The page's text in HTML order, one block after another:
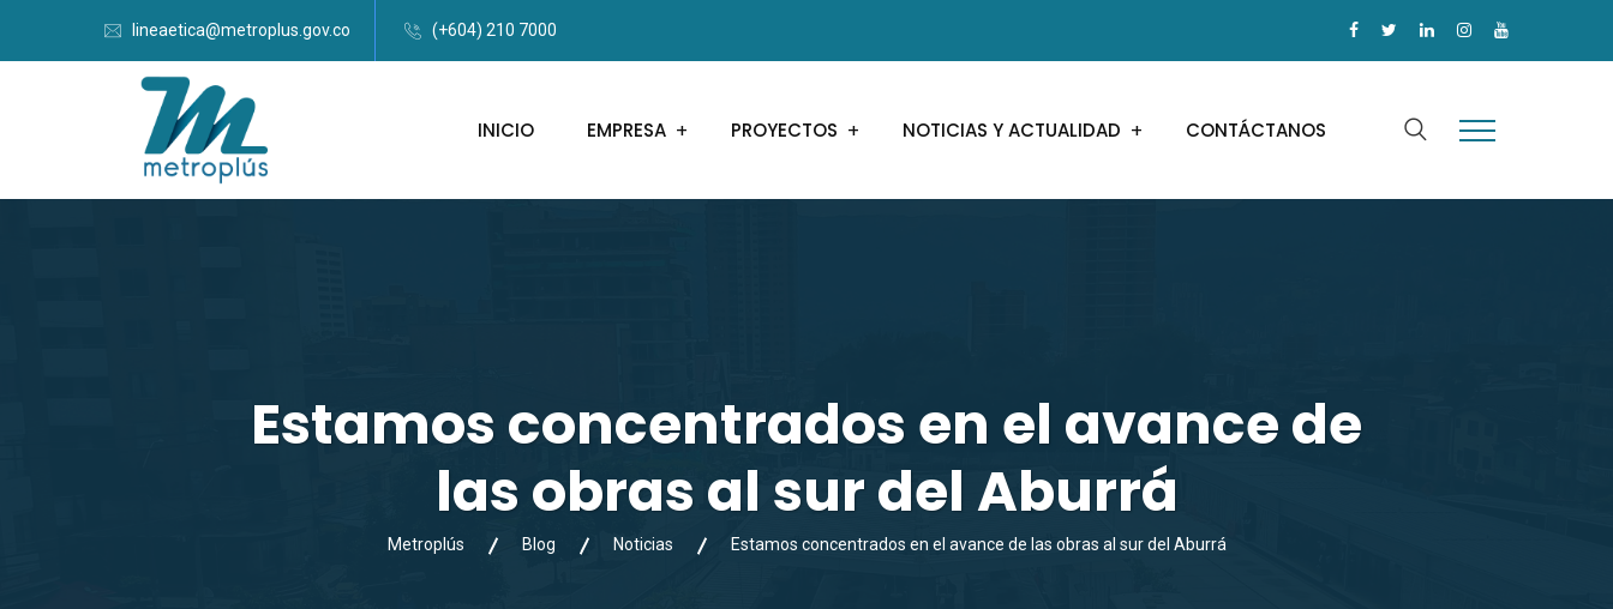
lineaetica@metroplus.gov.co (+604) 210 7000
INICIO EMPRESA PROYECTOS NOTICIAS Y ACTUALIDAD CONTÁCTANOS
Estamos concentrados en el avance de
las obras al sur del Aburrá
Metroplús Blog Noticias Estamos concentrados en el avance de las obras al sur del Aburrá